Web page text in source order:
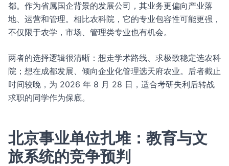
都。作为省属国企背景的发展公司，其业务更偏向产业落
地、运营和管理。相比农科院，它的专业包容性可能更强，
不仅限于农学，市场、管理类专业也有机会。
两者的选择逻辑很清晰：想走学术路线、求极致稳定选农科
院；想在成都发展、倾向企业化管理选天府农业。后者截止
时间较晚，为 2026 年 8 月 28 日，适合考研失利后转战
求职的同学作为保底。
北京事业单位扎堆：教育与文
旅系统的竞争预判